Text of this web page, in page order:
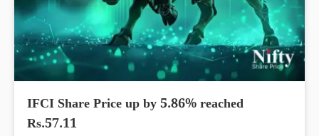
IFCI Share Price up by 5.86% reached
Rs.57.11